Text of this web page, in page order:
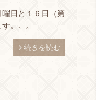
曜日と１６日（第
。。。
続きを読む